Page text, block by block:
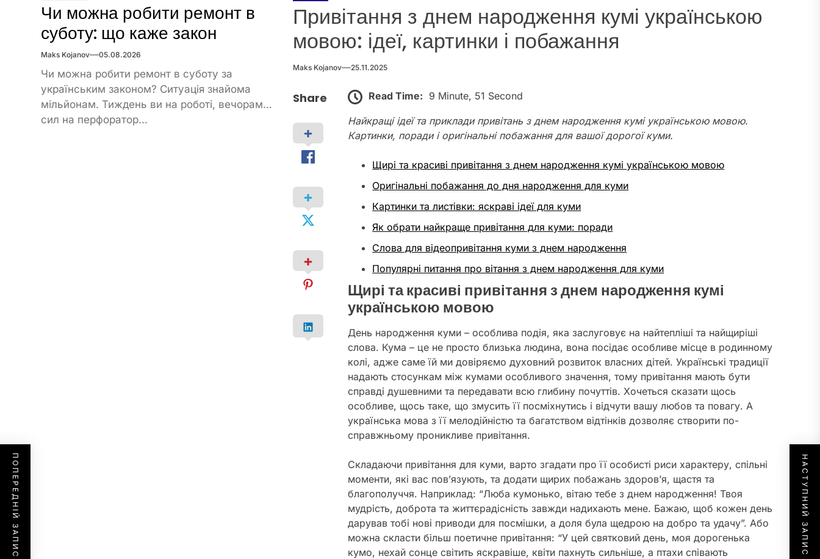
Привітання з днем народження кумі українською
мовою: ідеї, картинки і побажання
Maks Kojanov 25.11.2025
Share Read Time: 9 Minute, 51 Second
Найкращі ідеї та приклади привітань з днем народження кумі українською мовою.
Картинки, поради і оригінальні побажання для вашої дорогої куми.
Щирі та красиві привітання з днем народження кумі українською мовою
Оригінальні побажання до дня народження для куми
Картинки та листівки: яскраві ідеї для куми
Як обрати найкраще привітання для куми: поради
Слова для відеопривітання куми з днем народження
Популярні питання про вітання з днем народження для куми
Щирі та красиві привітання з днем народження кумі
українською мовою
День народження куми – особлива подія, яка заслуговує на найтепліші та найщиріші
слова. Кума – це не просто близька людина, вона посідає особливе місце в родинному
колі, адже саме їй ми довіряємо духовний розвиток власних дітей. Українські традиції
надають стосункам між кумами особливого значення, тому привітання мають бути
справді душевними та передавати всю глибину почуттів. Хочеться сказати щось
особливе, щось таке, що змусить її посміхнутись і відчути вашу любов та повагу. А
українська мова з її мелодійністю та багатством відтінків дозволяє створити по-
справжньому проникливе привітання.
Складаючи привітання для куми, варто згадати про її особисті риси характеру, спільні
моменти, які вас пов’язують, та додати щирих побажань здоров’я, щастя та
благополуччя. Наприклад: “Люба кумонько, вітаю тебе з днем народження! Твоя
мудрість, доброта та життєрадісність завжди надихають мене. Бажаю, щоб кожен день
дарував тобі нові приводи для посмішки, а доля була щедрою на добро та удачу”. Або
можна скласти більш поетичне привітання: “У цей святковий день, моя дорогенька
кумо, нехай сонце світить яскравіше, квіти пахнуть сильніше, а птахи співають
ПОПЕРЕДНІЙ ЗАПИС НАСТУПНИЙ ЗАПИС
Чи можна робити ремонт в
суботу: що каже закон
Maks Kojanov 05.08.2026
Чи можна робити ремонт в суботу за
українським законом? Ситуація знайома
мільйонам. Тиждень ви на роботі, вечорами
сил на перфоратор...